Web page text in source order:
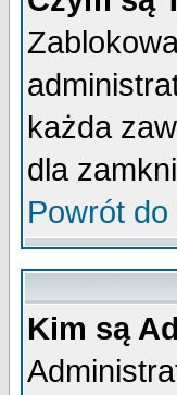
każda
dla
Powrót
Kim są